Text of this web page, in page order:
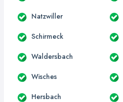
Natzwiller
Schirmeck
Waldersbach
Wisches
Hersbach